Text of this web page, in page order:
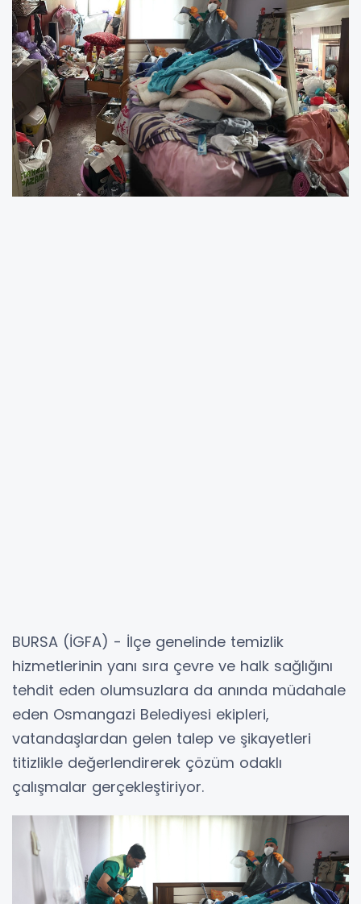
BURSA (İGFA) - İlçe genelinde temizlik
hizmetlerinin yanı sıra çevre ve halk sağlığını
tehdit eden olumsuzlara da anında müdahale
eden Osmangazi Belediyesi ekipleri,
vatandaşlardan gelen talep ve şikayetleri
titizlikle değerlendirerek çözüm odaklı
çalışmalar gerçekleştiriyor.